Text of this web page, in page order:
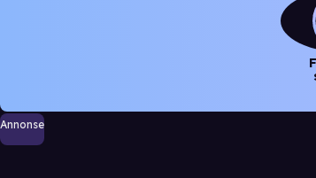
Annonse